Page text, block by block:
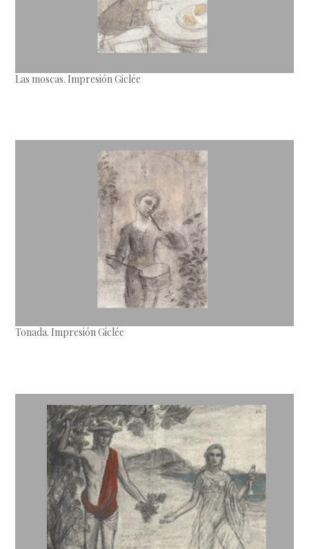
Las moscas. Impresión Giclée
Tonada. Impresión Giclée